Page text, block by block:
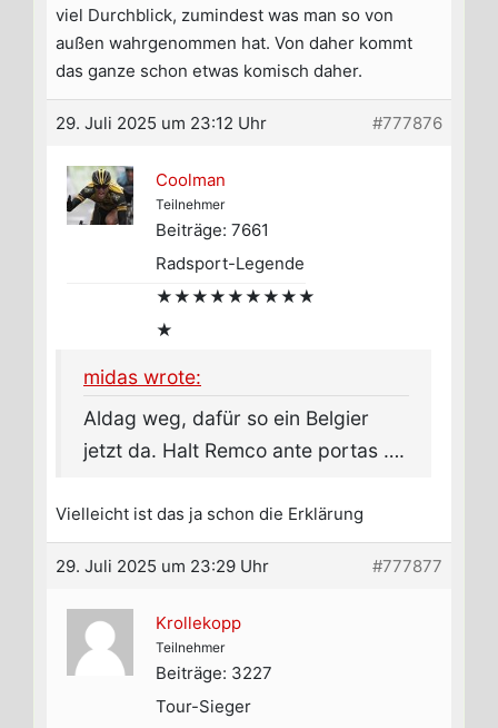
viel Durchblick, zumindest was man so von
außen wahrgenommen hat. Von daher kommt
das ganze schon etwas komisch daher.
29. Juli 2025 um 23:12 Uhr #777876
Coolman
Teilnehmer
Beiträge: 7661
Radsport-Legende
★★★★★★★★★
★
midas wrote:
Aldag weg, dafür so ein Belgier
jetzt da. Halt Remco ante portas ….
Vielleicht ist das ja schon die Erklärung
29. Juli 2025 um 23:29 Uhr #777877
Krollekopp
Teilnehmer
Beiträge: 3227
Tour-Sieger